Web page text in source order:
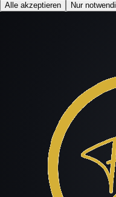
Alle akzeptieren Nur